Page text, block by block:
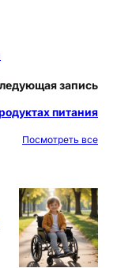
запись
питания
Посмотреть все